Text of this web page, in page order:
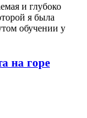
и глубоко
я была
обучении у
на горе